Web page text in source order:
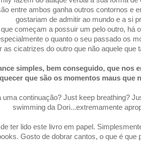
entre ambos ganha outros contornos e
gostariam de admitir ao mundo e a si
começam a possuir um pelo outro, há
o quanto o seu passado os
as cicatrizes do outro que não aquele
simples, bem conseguido, que nos
que são os momentos maus que
uma continuação? Just keep breathing?
swimming da Dori...extremamente
ter lido este livro em papel.
Gosto de dobrar cantos, o que é que